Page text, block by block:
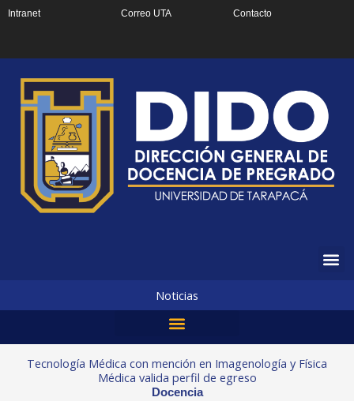
Intranet Correo UTA Contacto
Noticias
Tecnología Médica con mención en Imagenología y Física
Médica valida perfil de egreso
Docencia